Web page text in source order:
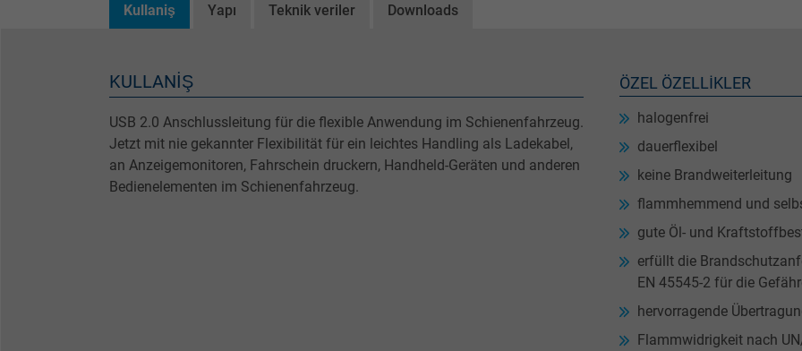
Kullaniş Yapı Teknik veriler Downloads
KULLANIŞ
USB 2.0 Anschlussleitung für die flexible Anwendung im Schienenfahrzeug.
Jetzt mit nie gekannter Flexibilität für ein leichtes Handling als Ladekabel,
an Anzeigemonitoren, Fahrschein druckern, Handheld-Geräten und anderen
Bedienelementen im Schienenfahrzeug.
ÖZEL ÖZELLIKLER
halogenfrei
dauerflexibel
keine Brandweiterleitung
flammhemmend und
gute Öl- und
erfüllt die
EN 45545-2 für die
hervorragende
Flammwidrigkeit nach